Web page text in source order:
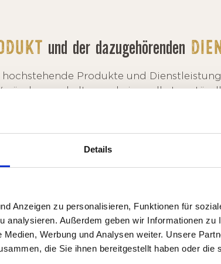
Details
Anzeigen zu personalisieren, Funktionen für
analysieren. Außerdem geben wir Informationen zu
Werbung und Analysen weiter. Unsere
die Sie ihnen bereitgestellt haben oder die
und der dazugehörenden
Produkte und
und eine
unseren
Wir pflegen zusammen ein familiäres
Wir gehen miteinander respektvoll,
Identifikation mit dem Betrieb bei.
Wir legen Wert auf eine kompetente